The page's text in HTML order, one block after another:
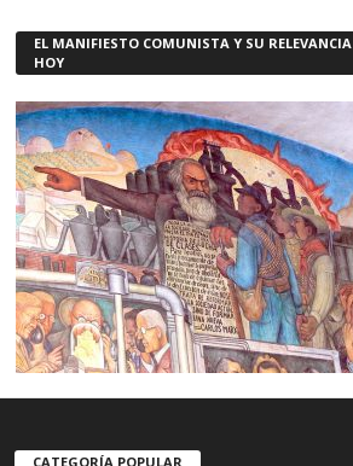
EL MANIFIESTO COMUNISTA Y SU RELEVANCIA
HOY
CATEGORÍA POPULAR